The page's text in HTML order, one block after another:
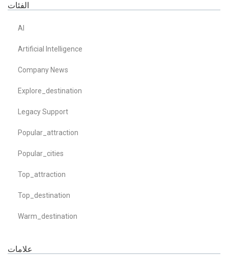
الفئات
AI
Artificial Intelligence
Company News
Explore_destination
Legacy Support
Popular_attraction
Popular_cities
Top_attraction
Top_destination
Warm_destination
علامات